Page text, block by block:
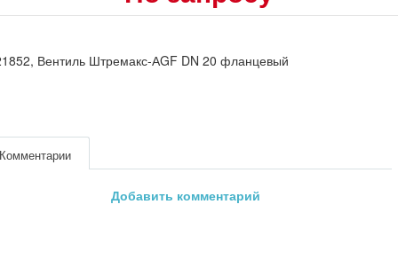
Вентиль Штремакс-АGF DN 20 фланцевый
Добавить комментарий